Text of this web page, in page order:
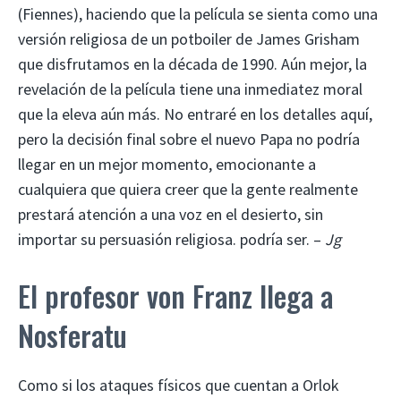
(Fiennes), haciendo que la película se sienta como una
versión religiosa de un potboiler de James Grisham
que disfrutamos en la década de 1990. Aún mejor, la
revelación de la película tiene una inmediatez moral
que la eleva aún más. No entraré en los detalles aquí,
pero la decisión final sobre el nuevo Papa no podría
llegar en un mejor momento, emocionante a
cualquiera que quiera creer que la gente realmente
prestará atención a una voz en el desierto, sin
importar su persuasión religiosa. podría ser. – Jg
El profesor von Franz llega a
Nosferatu
Como si los ataques físicos que cuentan a Orlok